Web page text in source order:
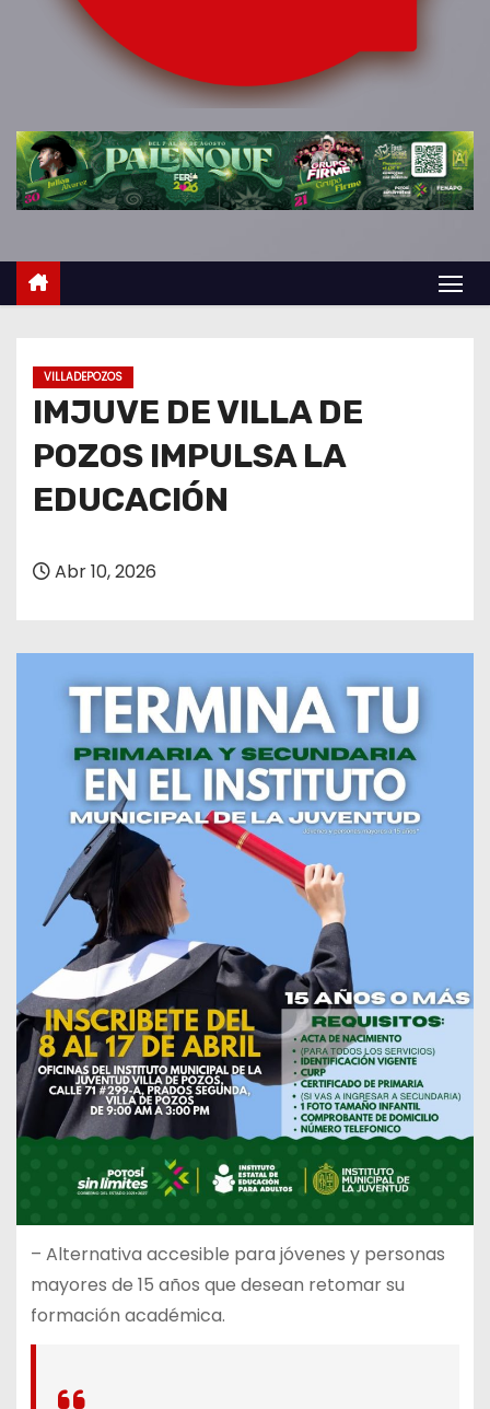
VILLADEPOZOS
IMJUVE DE VILLA DE
POZOS IMPULSA LA
EDUCACIÓN
Abr 10, 2026
– Alternativa accesible para jóvenes y personas
mayores de 15 años que desean retomar su
formación académica.